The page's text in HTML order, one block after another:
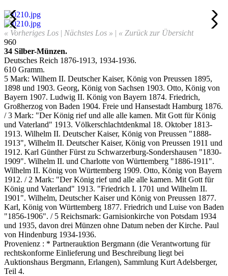
« Vorheriges Los | Nächstes Los » | « Zurück zur Übersicht
960
34 Silber-Münzen.
Deutsches Reich 1876-1913, 1934-1936.
610 Gramm.
5 Mark: Wilhem II. Deutscher Kaiser, König von Preussen 1895,
1898 und 1903. Georg, König von Sachsen 1903. Otto, König von
Bayern 1907. Ludwig II. König von Bayern 1874. Friedrich,
Großherzog von Baden 1904. Freie und Hansestadt Hamburg 1876.
/ 3 Mark: "Der König rief und alle alle kamen. Mit Gott für König
und Vaterland" 1913. Völkerschlachtdenkmal 18. Oktober 1813-
1913. Wilhelm II. Deutscher Kaiser, König von Preussen "1888-
1913", Wilhelm II. Deutscher Kaiser, König von Preussen 1911 und
1912. Karl Günther Fürst zu Schwarzerburg-Sondershausen "1830-
1909". Wilhelm II. und Charlotte von Württemberg "1886-1911".
Wilhelm II. König von Württemberg 1909. Otto, König von Bayern
1912. / 2 Mark: "Der König rief und alle alle kamen. Mit Gott für
König und Vaterland" 1913. "Friedrich I. 1701 und Wilhelm II.
1901". Wilhelm, Deutscher Kaiser und König von Preussen 1877.
Karl, König von Württemberg 1877. Friedrich und Luise von Baden
"1856-1906". / 5 Reichsmark: Garnisionkirche von Potsdam 1934
und 1935, davon drei Münzen ohne Datum neben der Kirche. Paul
von Hindenburg 1934-1936.
Provenienz : * Partnerauktion Bergmann (die Verantwortung für
rechtskonforme Einlieferung und Beschreibung liegt bei
Auktionshaus Bergmann, Erlangen), Sammlung Kurt Adelsberger,
Teil 4.